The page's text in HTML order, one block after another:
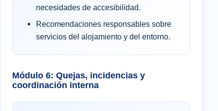
necesidades de accesibilidad.
Recomendaciones responsables sobre
servicios del alojamiento y del entorno.
Módulo 6: Quejas, incidencias y
coordinación interna